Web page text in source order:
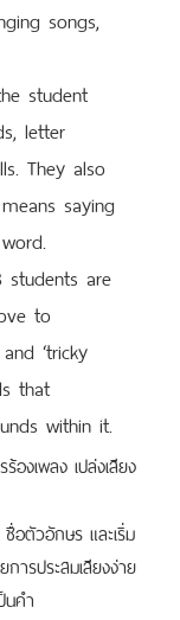
songs,
student
letter
They also
saying
students are
to
‘tricky
that
within it.
องเพลง เปล่งเสียง
อตัวอักษร และเริ่ม
ารประสมเสียงง่าย
คำ